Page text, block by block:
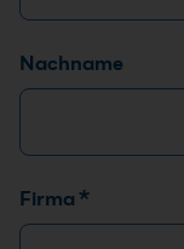
Nachname
*
E
Firma *